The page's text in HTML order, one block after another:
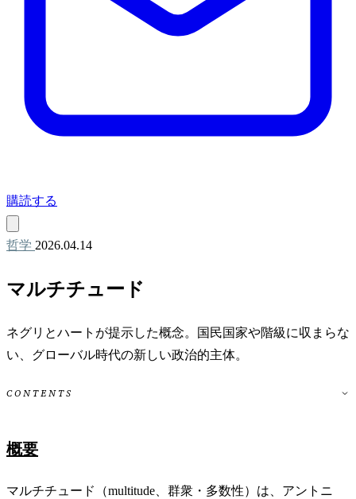
購読する
哲学 2026.04.14
マルチチュード
ネグリとハートが提示した概念。国民国家や階級に収まらな
い、グローバル時代の新しい政治的主体。
CONTENTS
概要
マルチチュード（multitude、群衆・多数性）は、アントニ